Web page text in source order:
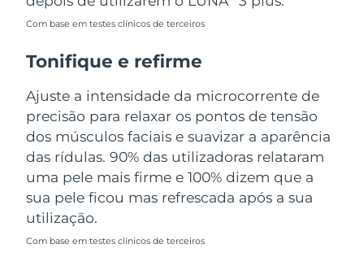
Com base em testes clínicos de terceiros
Tonifique e refirme
Ajuste a intensidade da microcorrente de
precisão para relaxar os pontos de tensão
dos músculos faciais e suavizar a aparência
das rídulas. 90% das utilizadoras relataram
uma pele mais firme e 100% dizem que a
sua pele ficou mas refrescada após a sua
utilização.
Com base em testes clínicos de terceiros
Omã Entrega prevista
Filipinas
Polônia Entrega prevista 09.08.26
Portugal
Porto Rico Entrega prevista10.08.26
Catar Entrega prevista09.08.26
Reunião